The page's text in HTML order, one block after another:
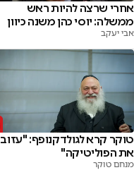
אחרי שרצה להיות ראש
ממשלה: יוסי כהן משנה כיוון
אבי יעקב
טוקר קרא לגולדקנופף: "עזוב
את הפוליטיקה"
מנחם טוקר